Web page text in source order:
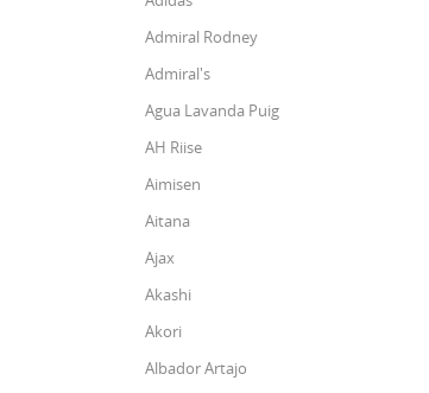
Admiral Rodney
Admiral's
Agua Lavanda Puig
AH Riise
Aimisen
Aitana
Ajax
Akashi
Akori
Albador Artajo